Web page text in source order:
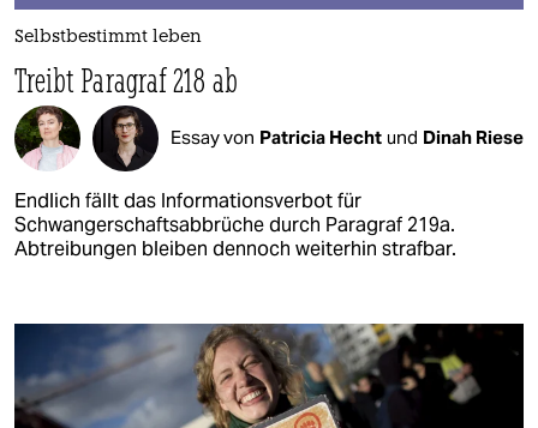
Selbstbestimmt leben
Treibt Paragraf 218 ab
Essay von Patricia Hecht und Dinah Riese
Endlich fällt das Informationsverbot für
Schwangerschafts­abbrüche durch Paragraf 219a.
Abtreibungen bleiben dennoch weiterhin strafbar.